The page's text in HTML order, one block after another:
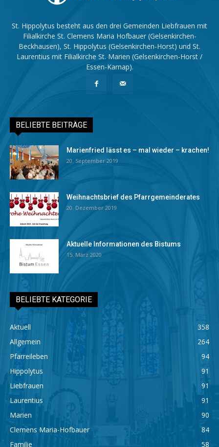
St. Hippolytus besteht aus den drei Gemeinden Liebfrauen mit
Filialkirche St. Clemens Maria Hofbauer (Gelsenkirchen-
Beckhausen), St. Hippolytus (Gelsenkirchen-Horst) und St.
Laurentius mit Filialkirche St. Marien (Gelsenkirchen-Horst /
Essen-Karnap).
BELIEBTE BEITRÄGE
Marienfried lässt es – mal wieder – krachen!
20. September 2019
Weihnachtsbrief des Pfarrgemeinderates
20. Dezember 2019
Aktuelle Informationen des Bistums
15. März 2020
BELIEBTE KATEGORIE
Aktuell
358
Allgemein
264
Pfarreileben
94
Hippolytus
91
Liebfrauen
91
Laurentius
91
Marien
90
Clemens Maria-Hofbauer
84
Familie
58